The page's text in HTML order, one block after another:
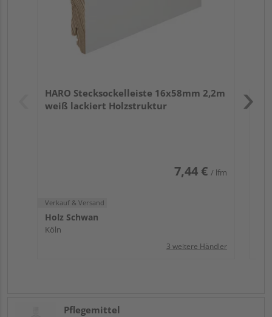
HARO Stecksockelleiste 16x58mm 2,2m
weiß lackiert Holzstruktur
7,44 € / lfm
Verkauf & Versand
Holz Schwan
Köln
3 weitere Händler
Pflegemittel